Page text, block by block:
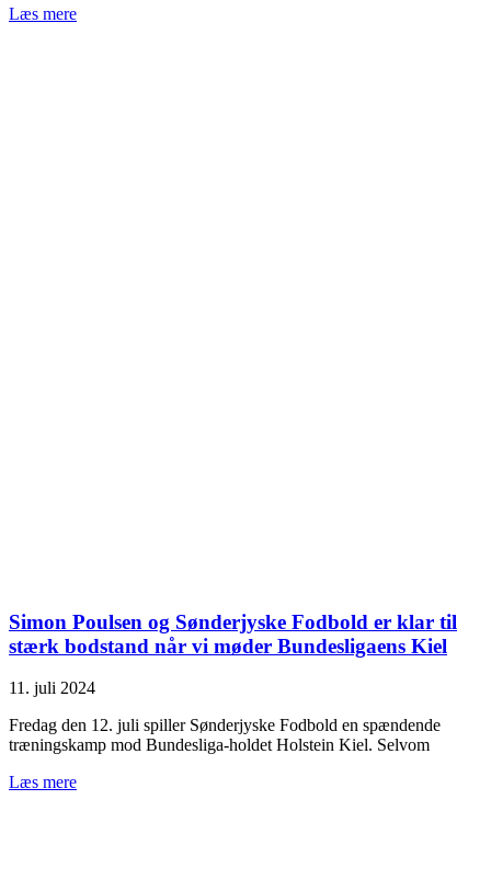
Læs mere
Simon Poulsen og Sønderjyske Fodbold er klar til
stærk bodstand når vi møder Bundesligaens Kiel
11. juli 2024
Fredag den 12. juli spiller Sønderjyske Fodbold en spændende
træningskamp mod Bundesliga-holdet Holstein Kiel. Selvom
Læs mere